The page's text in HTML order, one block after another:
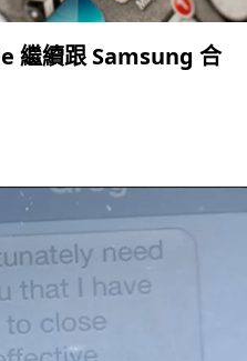
繼續跟 Samsung 合